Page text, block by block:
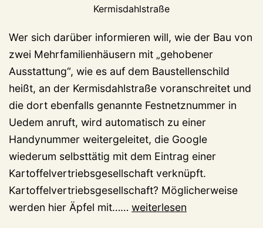
Kermisdahlstraße
Wer sich darüber informieren will, wie der Bau von
zwei Mehrfamilienhäusern mit „gehobener
Ausstattung“, wie es auf dem Baustellenschild
heißt, an der Kermisdahlstraße voranschreitet und
die dort ebenfalls genannte Festnetznummer in
Uedem anruft, wird automatisch zu einer
Handynummer weitergeleitet, die Google
wiederum selbsttätig mit dem Eintrag einer
Kartoffelvertriebsgesellschaft verknüpft.
Kartoffelvertriebsgesellschaft? Möglicherweise
werden hier Äpfel mit…… Es
weiterlesen